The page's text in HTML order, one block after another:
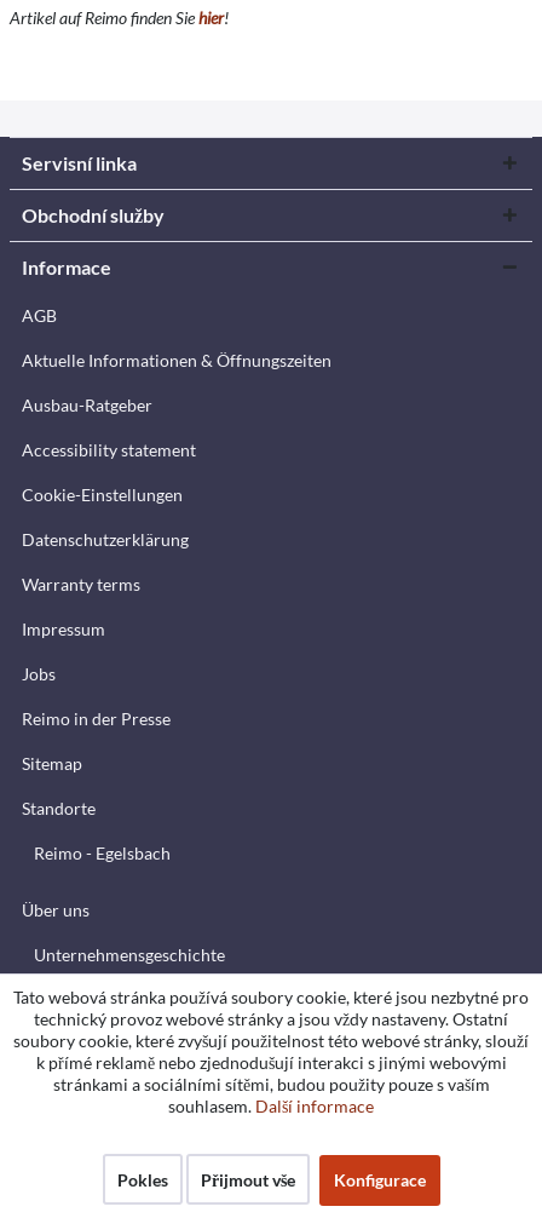
Artikel auf Reimo finden Siehier!
Servisní linka
Obchodní služby
Informace
AGB
Aktuelle Informationen & Öffnungszeiten
Ausbau-Ratgeber
Accessibility statement
Cookie-Einstellungen
Datenschutzerklärung
Warranty terms
Impressum
Jobs
Reimo in der Presse
Sitemap
Standorte
Reimo - Egelsbach
Über uns
Unternehmensgeschichte
Versandinformationen
Widerrufsrecht
Tato webová stránka používá soubory cookie, které jsou nezbytné pro
technický provoz webové stránky a jsou vždy nastaveny. Ostatní
soubory cookie, které zvyšují použitelnost této webové stránky, slouží
k přímé reklamě nebo zjednodušují interakci s jinými webovými
stránkami a sociálními sítěmi, budou použity pouze s vaším
souhlasem. Další informace
Pokles Přijmout vše Konfigurace